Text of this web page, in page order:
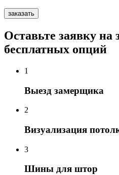
заказать
Оставьте заявку на
бесплатных опций
1
Выезд замерщика
2
Визуализация
3
Шины для штор